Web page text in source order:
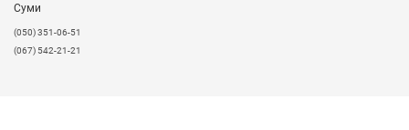
Суми
(050) 351-06-51
(067) 542-21-21